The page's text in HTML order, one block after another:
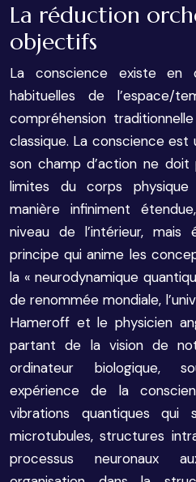
La réduction
objectifs
La conscience existe en
habituelles de l’espace/
compréhension
classique. La conscience
son champ d’action ne
limites du corps
manière infiniment
niveau de l’intérieur,
principe qui anime les
la « neurodynamique
de renommée mondiale,
Hameroff et le physicien
partant de la vision de
ordinateur biologique,
expérience de la
vibrations quantiques qui
microtubules, structures
processus neuronaux